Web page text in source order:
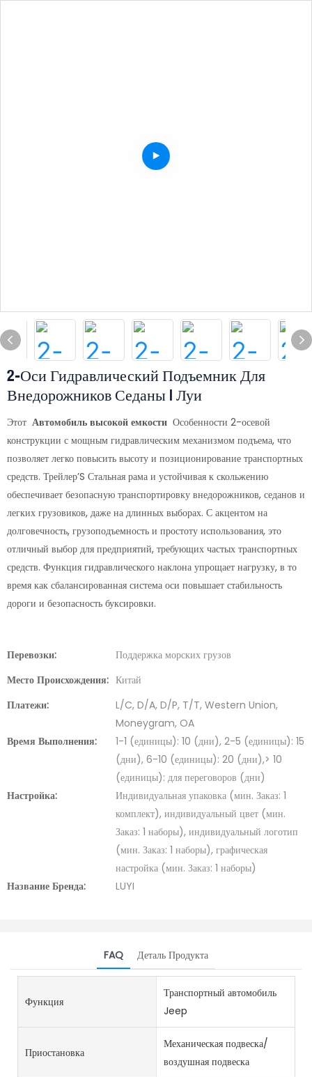
2-Оси Гидравлический Подъемник Для
Внедорожников Седаны | Луи
Этот Автомобиль высокой емкости Особенности 2-осевой
конструкции с мощным гидравлическим механизмом подъема, что
позволяет легко повысить высоту и позиционирование транспортных
средств. Трейлер’S Стальная рама и устойчивая к скольжению
обеспечивает безопасную транспортировку внедорожников, седанов и
легких грузовиков, даже на длинных выборах. С акцентом на
долговечность, грузоподъемность и простоту использования, это
отличный выбор для предприятий, требующих частых транспортных
средств. Функция гидравлического наклона упрощает нагрузку, в то
время как сбалансированная система оси повышает стабильность
дороги и безопасность буксировки.
Перевозки:
Поддержка морских грузов
Место Происхождения: Китай
Платежи:
L/C, D/A, D/P, T/T, Western Union,
Moneygram, OA
Время Выполнения:
1-1 (единицы): 10 (дни), 2-5 (единицы): 15
(дни), 6-10 (единицы): 20 (дни),> 10
(единицы): для переговоров (дни)
Настройка:
Индивидуальная упаковка (мин. Заказ: 1
комплект), индивидуальный цвет (мин.
Заказ: 1 наборы), индивидуальный логотип
(мин. Заказ: 1 наборы), графическая
настройка (мин. Заказ: 1 наборы)
Название Бренда:
LUYI
FAQ Деталь Продукта
Функция
Транспортный автомобиль
Jeep
Приостановка
Механическая подвеска/
воздушная подвеска